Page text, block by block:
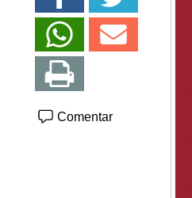
Comentar